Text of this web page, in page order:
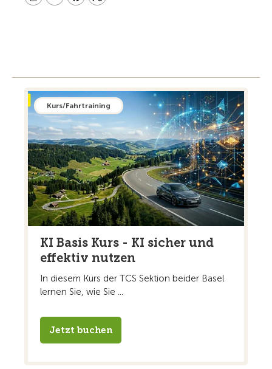
Kurs/Fahrtraining
KI Basis Kurs - KI sicher und
effektiv nutzen
In diesem Kurs der TCS Sektion beider Basel
lernen Sie, wie Sie ...
Jetzt buchen